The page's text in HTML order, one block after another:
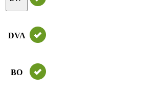
DVA
BO